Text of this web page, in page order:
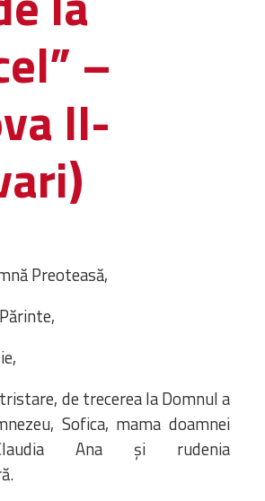
diocesi
La Parola del Vescovo
Lectura Lunii
Prezentarea
Parohiilor
–
II-
Preoteasă,
de trecerea la Domnul a
Sofica, mama doamnei
Ana și rudenia